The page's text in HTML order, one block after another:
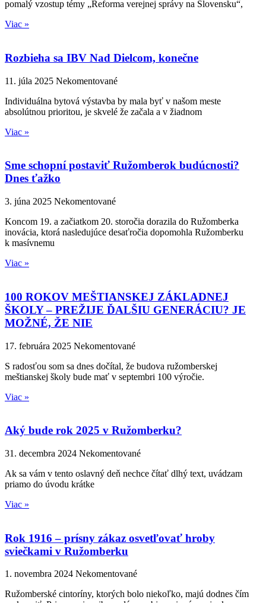
pomalý vzostup témy „Reforma verejnej správy na Slovensku“,
Viac »
Rozbieha sa IBV Nad Dielcom, konečne
11. júla 2025 Nekomentované
Individuálna bytová výstavba by mala byť v našom meste
absolútnou prioritou, je skvelé že začala a v žiadnom
Viac »
Sme schopní postaviť Ružomberok budúcnosti?
Dnes ťažko
3. júna 2025 Nekomentované
Koncom 19. a začiatkom 20. storočia dorazila do Ružomberka
inovácia, ktorá nasledujúce desaťročia dopomohla Ružomberku
k masívnemu
Viac »
100 ROKOV MEŠTIANSKEJ ZÁKLADNEJ
ŠKOLY – PREŽIJE ĎALŠIU GENERÁCIU? JE
MOŽNÉ, ŽE NIE
17. februára 2025 Nekomentované
S radosťou som sa dnes dočítal, že budova ružomberskej
meštianskej školy bude mať v septembri 100 výročie.
Viac »
Aký bude rok 2025 v Ružomberku?
31. decembra 2024 Nekomentované
Ak sa vám v tento oslavný deň nechce čítať dlhý text, uvádzam
priamo do úvodu krátke
Viac »
Rok 1916 – prísny zákaz osvetľovať hroby
sviečkami v Ružomberku
1. novembra 2024 Nekomentované
Ružomberské cintoríny, ktorých bolo niekoľko, majú dodnes čím